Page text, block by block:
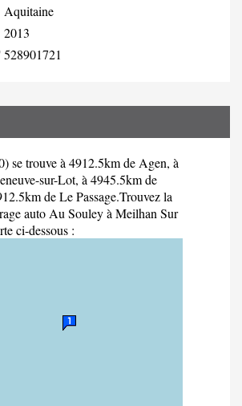
Aquitaine
2013
528901721
se trouve à 4912.5km de Agen, à
sur-Lot, à 4945.5km de
de Le Passage.Trouvez la
auto Au Souley à Meilhan Sur
ci-dessous :